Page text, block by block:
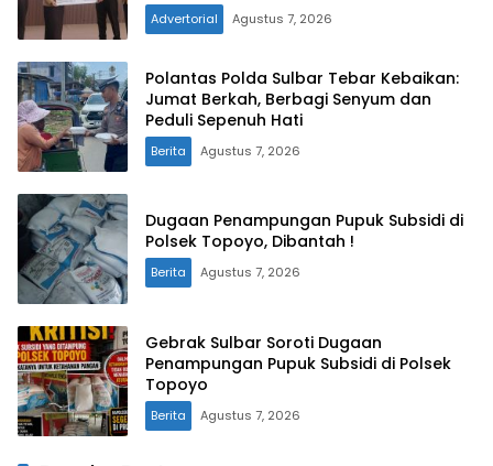
Advertorial Agustus 7, 2026
Polantas Polda Sulbar Tebar Kebaikan:
Jumat Berkah, Berbagi Senyum dan
Peduli Sepenuh Hati
Berita Agustus 7, 2026
Dugaan Penampungan Pupuk Subsidi di
Polsek Topoyo, Dibantah !
Berita Agustus 7, 2026
Gebrak Sulbar Soroti Dugaan
Penampungan Pupuk Subsidi di Polsek
Topoyo
Berita Agustus 7, 2026